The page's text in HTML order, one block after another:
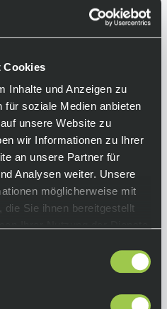
Cookies
Inhalte und Anzeigen zu
für soziale Medien anbieten
unsere Website zu
wir Informationen zu Ihrer
an unsere Partner für
Analysen weiter. Unsere
möglicherweise mit
Sie ihnen bereitgestellt
Sram 70 Eagle T-
Warenkorb